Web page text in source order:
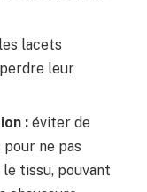
lacets
leur
: éviter de
ne pas
tissu, pouvant